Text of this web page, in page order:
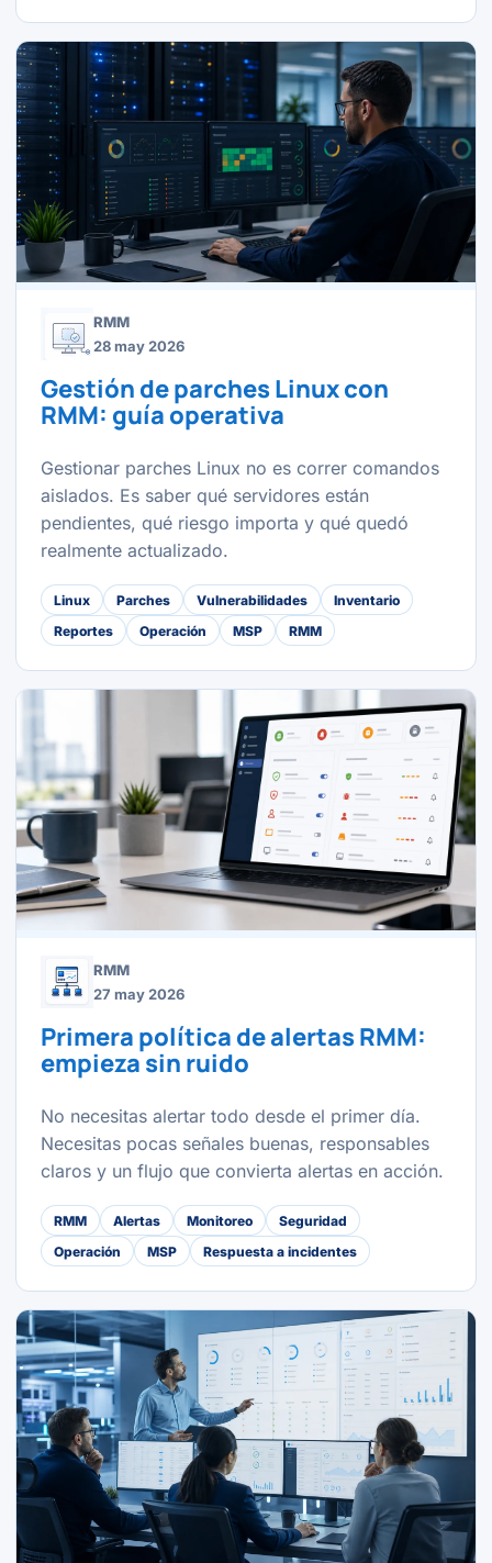
RMM
28 may 2026
Gestión de parches Linux con
RMM: guía operativa
Gestionar parches Linux no es correr comandos
aislados. Es saber qué servidores están
pendientes, qué riesgo importa y qué quedó
realmente actualizado.
Linux Parches Vulnerabilidades
Inventario
Reportes
Operación MSP RMM
RMM
27 may 2026
Primera política de alertas RMM:
empieza sin ruido
No necesitas alertar todo desde el primer día.
Necesitas pocas señales buenas, responsables
claros y un flujo que convierta alertas en acción.
RMM Alertas Monitoreo
Seguridad
Operación
MSP Respuesta a incidentes